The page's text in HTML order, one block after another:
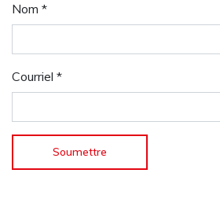
Nom *
Courriel *